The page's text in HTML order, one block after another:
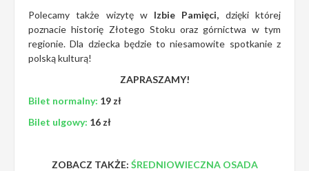
Polecamy także wizytę w Izbie Pamięci, dzięki której
poznacie historię Złotego Stoku oraz górnictwa w tym
regionie. Dla dziecka będzie to niesamowite spotkanie z
polską kulturą!
ZAPRASZAMY!
Bilet normalny: 19 zł
Bilet ulgowy: 16 zł
ZOBACZ TAKŻE: ŚREDNIOWIECZNA OSADA